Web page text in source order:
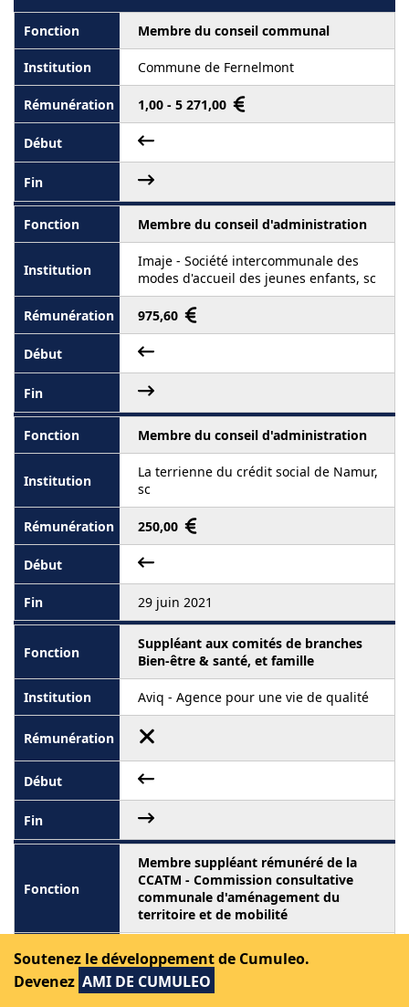
Membre du conseil communal
Commune de Fernelmont
1,00 - 5 271,00
Membre du conseil d'administration
Imaje - Société intercommunale des
modes d'accueil des jeunes enfants, sc
975,60
Membre du conseil d'administration
La terrienne du crédit social de Namur,
sc
250,00
29 juin 2021
Suppléant aux comités de branches
Bien-être & santé, et famille
Aviq - Agence pour une vie de qualité
Membre suppléant rémunéré de la
CCATM - Commission consultative
communale d'aménagement du
territoire et de mobilité
Commune de Fernelmont
1,00 - 5 271,00
Soutenez le développement de Cumuleo.
Devenez AMI DE CUMULEO